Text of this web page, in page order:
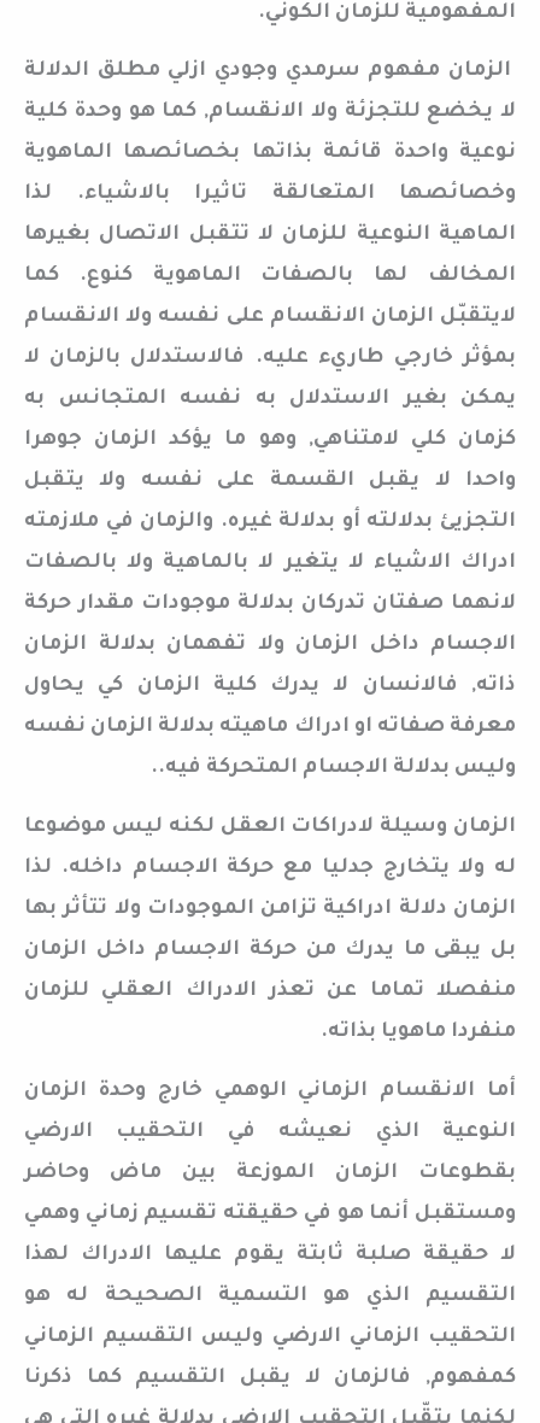
المفهومية للزمان الكوني.
الزمان مفهوم سرمدي وجودي ازلي مطلق الدلالة
لا يخضع للتجزئة ولا الانقسام, كما هو وحدة كلية
نوعية واحدة قائمة بذاتها بخصائصها الماهوية
وخصائصها المتعالقة تاثيرا بالاشياء. لذا
الماهية النوعية للزمان لا تتقبل الاتصال بغيرها
المخالف لها بالصفات الماهوية كنوع. كما
لايتقبّل الزمان الانقسام على نفسه ولا الانقسام
بمؤثر خارجي طاريء عليه. فالاستدلال بالزمان لا
يمكن بغير الاستدلال به نفسه المتجانس به
كزمان كلي لامتناهي, وهو ما يؤكد الزمان جوهرا
واحدا لا يقبل القسمة على نفسه ولا يتقبل
التجزيئ بدلالته أو بدلالة غيره. والزمان في ملازمته
ادراك الاشياء لا يتغير لا بالماهية ولا بالصفات
لانهما صفتان تدركان بدلالة موجودات مقدار حركة
الاجسام داخل الزمان ولا تفهمان بدلالة الزمان
ذاته, فالانسان لا يدرك كلية الزمان كي يحاول
معرفة صفاته او ادراك ماهيته بدلالة الزمان نفسه
وليس بدلالة الاجسام المتحركة فيه..
الزمان وسيلة لادراكات العقل لكنه ليس موضوعا
له ولا يتخارج جدليا مع حركة الاجسام داخله. لذا
الزمان دلالة ادراكية تزامن الموجودات ولا تتأثر بها
بل يبقى ما يدرك من حركة الاجسام داخل الزمان
منفصلا تماما عن تعذر الادراك العقلي للزمان
منفردا ماهويا بذاته.
أما الانقسام الزماني الوهمي خارج وحدة الزمان
النوعية الذي نعيشه في التحقيب الارضي
بقطوعات الزمان الموزعة بين ماض وحاضر
ومستقبل أنما هو في حقيقته تقسيم زماني وهمي
لا حقيقة صلبة ثابتة يقوم عليها الادراك لهذا
التقسيم الذي هو التسمية الصحيحة له هو
التحقيب الزماني الارضي وليس التقسيم الزماني
كمفهوم, فالزمان لا يقبل التقسيم كما ذكرنا